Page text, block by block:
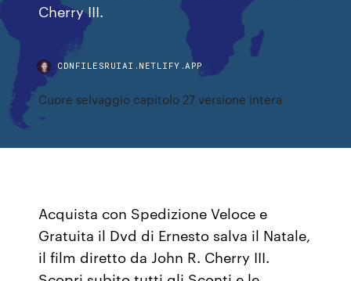
Cherry III.
CDNFILESRUIAI.NETLIFY.APP
Cuore selvaggio capitolo 27 versione intera
Acquista con Spedizione Veloce e
Gratuita il Dvd di Ernesto salva il Natale,
il film diretto da John R. Cherry III.